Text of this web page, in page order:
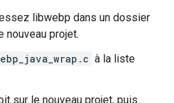
libwebp dans un dossier
nouveau projet.
à la liste
sur le nouveau projet, puis